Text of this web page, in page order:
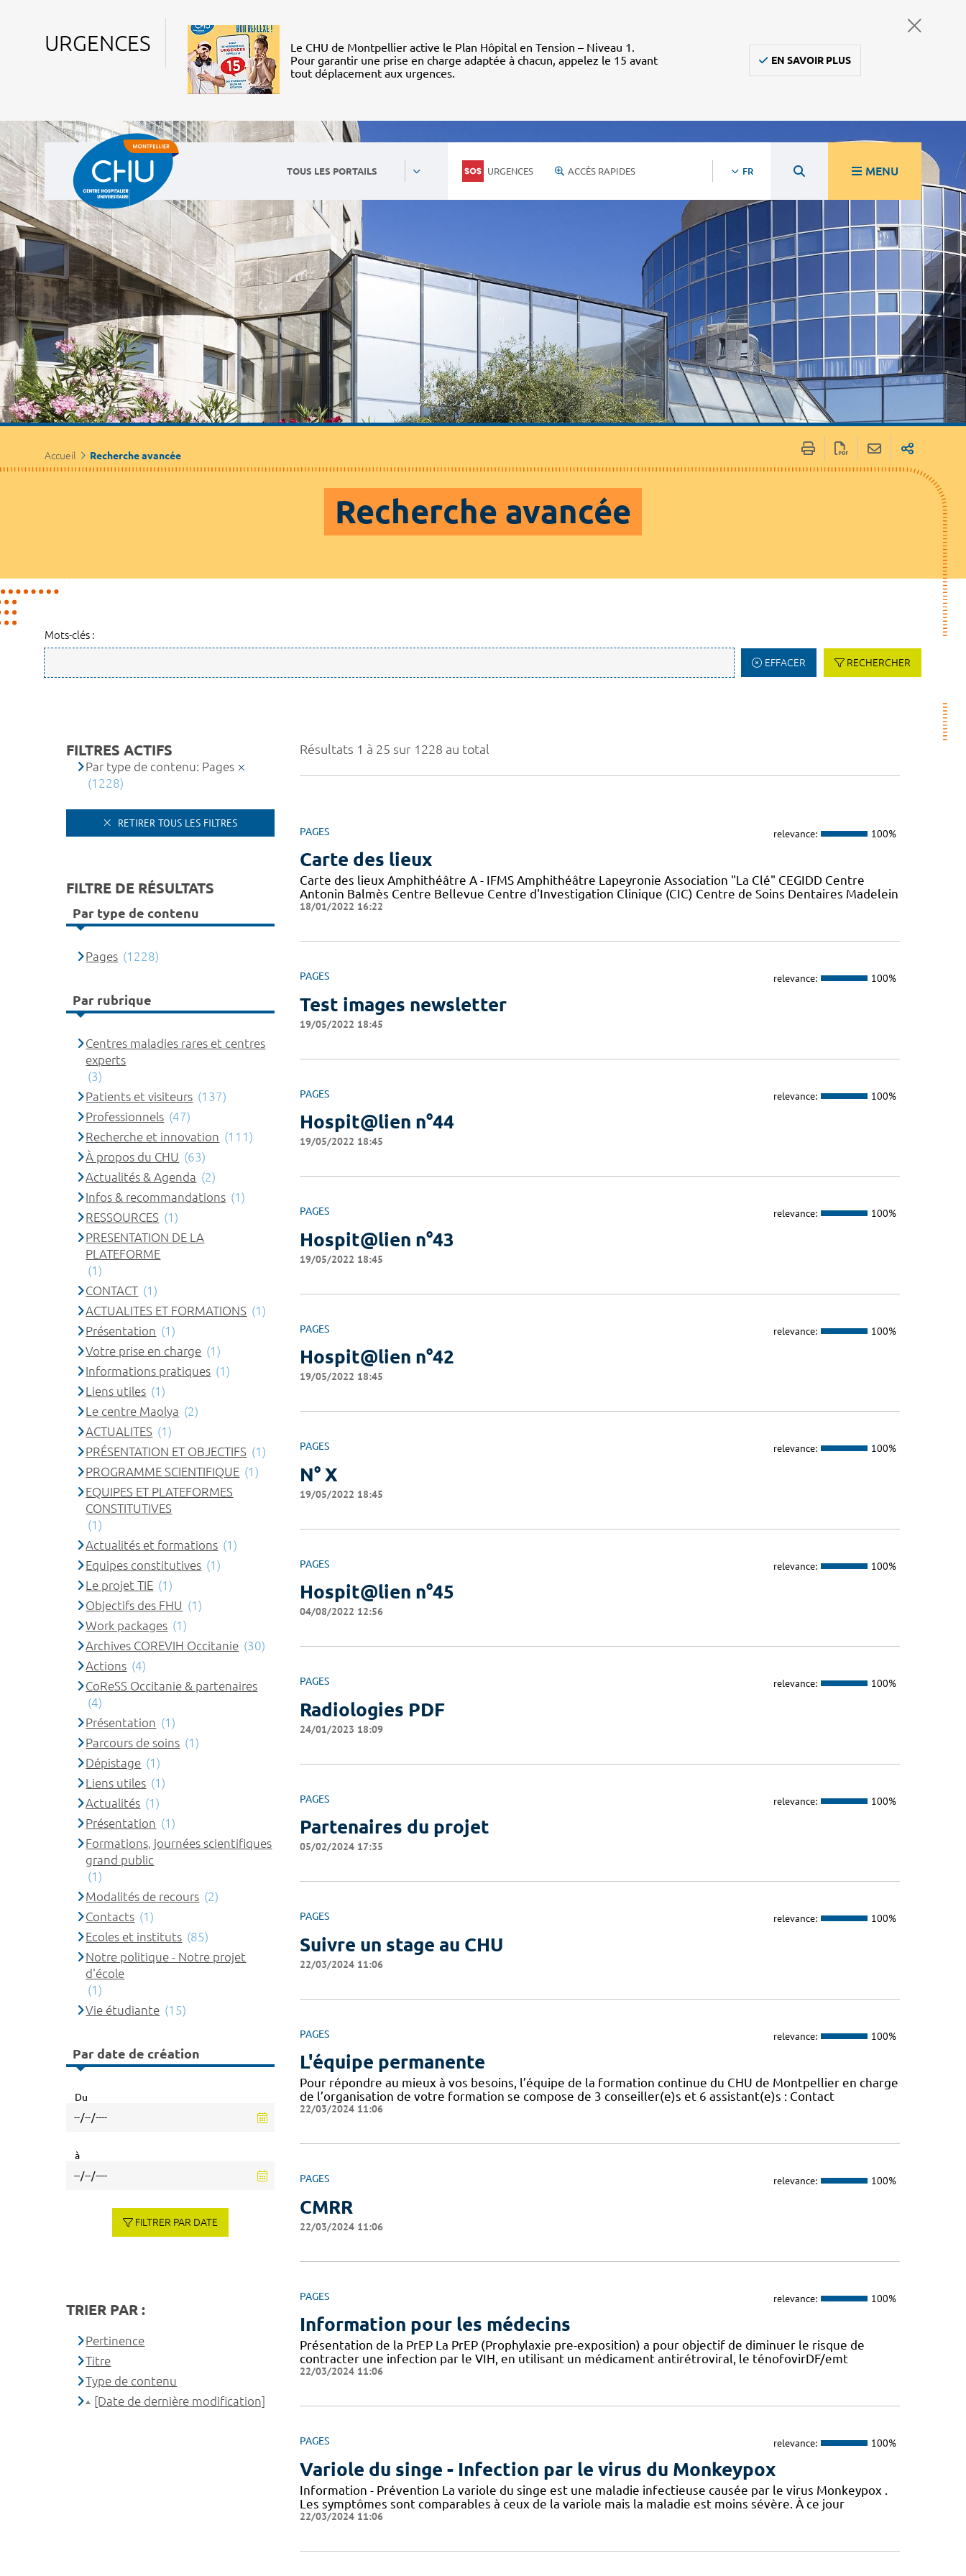
URGENCES
Le CHU de Montpellier active le Plan Hôpital en Tension – Niveau 1.
Pour garantir une prise en charge adaptée à chacun, appelez le 15 avant
tout déplacement aux urgences.
EN SAVOIR PLUS
TOUS LES PORTAILS URGENCES ACCÈS RAPIDES FR MENU
Accueil Recherche avancée
Recherche avancée
Mots-clés :
EFFACER RECHERCHER
Résultats 1 à 25 sur 1228 au total
PAGES relevance: 100%
Carte des lieux
Carte des lieux Amphithéâtre A - IFMS Amphithéâtre Lapeyronie Association "La Clé" CEGIDD Centre
Antonin Balmès Centre Bellevue Centre d'Investigation Clinique (CIC) Centre de Soins Dentaires Madelein
18/01/2022 16:22
PAGES relevance: 100%
Test images newsletter
19/05/2022 18:45
PAGES relevance: 100%
Hospit@lien n°44
19/05/2022 18:45
PAGES relevance: 100%
Hospit@lien n°43
19/05/2022 18:45
PAGES relevance: 100%
Hospit@lien n°42
19/05/2022 18:45
PAGES relevance: 100%
N° X
19/05/2022 18:45
PAGES relevance: 100%
Hospit@lien n°45
04/08/2022 12:56
PAGES relevance: 100%
Radiologies PDF
24/01/2023 18:09
PAGES relevance: 100%
Partenaires du projet
05/02/2024 17:35
PAGES relevance: 100%
Suivre un stage au CHU
22/03/2024 11:06
PAGES relevance: 100%
L'équipe permanente
Pour répondre au mieux à vos besoins, l’équipe de la formation continue du CHU de Montpellier en charge
de l’organisation de votre formation se compose de 3 conseiller(e)s et 6 assistant(e)s : Contact
22/03/2024 11:06
PAGES relevance: 100%
CMRR
22/03/2024 11:06
PAGES relevance: 100%
Information pour les médecins
Présentation de la PrEP La PrEP (Prophylaxie pre-exposition) a pour objectif de diminuer le risque de
contracter une infection par le VIH, en utilisant un médicament antirétroviral, le ténofovirDF/emt
22/03/2024 11:06
PAGES relevance: 100%
Variole du singe - Infection par le virus du Monkeypox
Information - Prévention La variole du singe est une maladie infectieuse causée par le virus Monkeypox .
Les symptômes sont comparables à ceux de la variole mais la maladie est moins sévère. À ce jour
22/03/2024 11:06
FILTRES ACTIFS
Par type de contenu: Pages
(1228)
RETIRER TOUS LES FILTRES
FILTRE DE RÉSULTATS
Par type de contenu
Pages (1228)
Par rubrique
Centres maladies rares et centres
experts
(3)
Patients et visiteurs (137)
Professionnels (47)
Recherche et innovation (111)
À propos du CHU (63)
Actualités & Agenda (2)
Infos & recommandations (1)
RESSOURCES (1)
PRESENTATION DE LA
PLATEFORME
(1)
CONTACT (1)
ACTUALITES ET FORMATIONS (1)
Présentation (1)
Votre prise en charge (1)
Informations pratiques (1)
Liens utiles (1)
Le centre Maolya (2)
ACTUALITES (1)
PRÉSENTATION ET OBJECTIFS (1)
PROGRAMME SCIENTIFIQUE (1)
EQUIPES ET PLATEFORMES
CONSTITUTIVES
(1)
Actualités et formations (1)
Equipes constitutives (1)
Le projet TIE (1)
Objectifs des FHU (1)
Work packages (1)
Archives COREVIH Occitanie (30)
Actions (4)
CoReSS Occitanie & partenaires
(4)
Présentation (1)
Parcours de soins (1)
Dépistage (1)
Liens utiles (1)
Actualités (1)
Présentation (1)
Formations, journées scientifiques
grand public
(1)
Modalités de recours (2)
Contacts (1)
Ecoles et instituts (85)
Notre politique - Notre projet
d'école
(1)
Vie étudiante (15)
Par date de création
Du
à
FILTRER PAR DATE
TRIER PAR :
Pertinence
Titre
Type de contenu
[Date de dernière modification]